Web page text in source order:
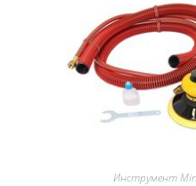
Инструмент